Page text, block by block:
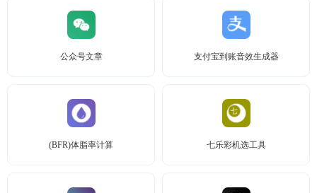
公众号文章 支付宝到账音效生成器
(BFR)体脂率计算 七乐彩机选工具